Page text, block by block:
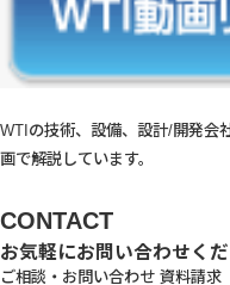
WTIの技術、設備、設計/開発会
画で解説しています。
CONTACT
お気軽にお問い合わせくだ
ご相談・お問い合わせ 資料請求